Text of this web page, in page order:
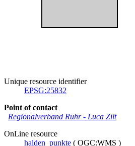
Unique resource identifier
EPSG:25832
Point of contact
Regionalverband Ruhr- Luca Zilt
OnLine resource
halden_punkte ( OGC:WMS )